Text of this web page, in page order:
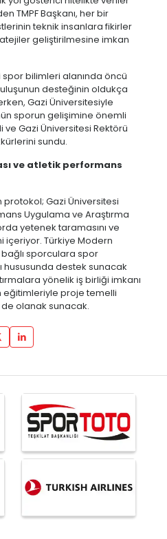
TMPF Başkanı, her bir
teknik insanlara fikirler
geliştirilmesine imkan
spor bilimleri alanında öncü
desteğinin oldukça
Gazi Üniversitesiyle
sporun gelişimine önemli
ve Gazi Üniversitesi Rektörü
sundu.
ve atletik performans
protokol; Gazi Üniversitesi
Uygulama ve Araştırma
yetenek taramasını ve
Türkiye Modern
sporculara spor
hususunda destek sunacak
yönelik iş birliği imkanı
proje temelli
olanak sunacak.